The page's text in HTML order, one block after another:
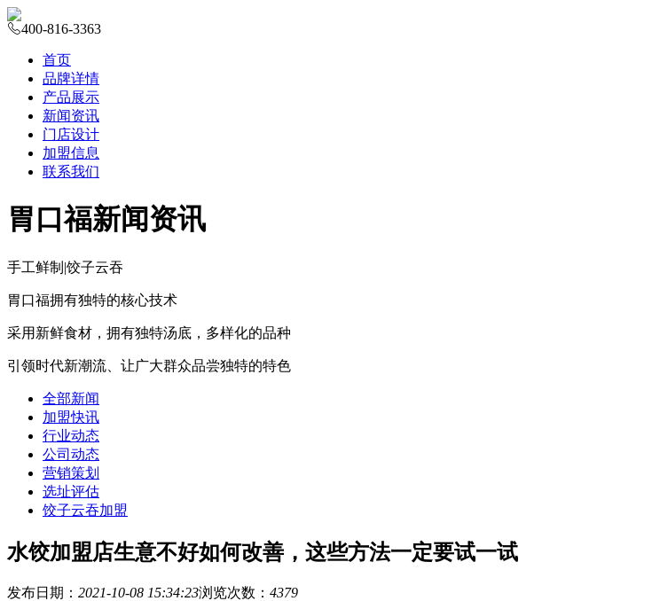
400-816-3363
首页
品牌详情
产品展示
新闻资讯
门店设计
加盟信息
联系我们
胃口福新闻资讯
手工鲜制 |饺子云吞
胃口福拥有独特的核心技术
采用新鲜食材，拥有独特汤底，多样化的品种
引领时代新潮流、让广大群众品尝独特的特色
全部新闻
加盟快讯
行业动态
公司动态
营销策划
选址评估
饺子云吞加盟
水饺加盟店生意不好如何改善，这些方法一定要试一试
发布日期： 2021-10-08 15:34:23浏览次数： 4379